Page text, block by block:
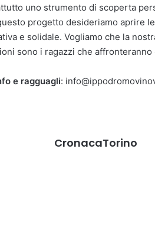
uno strumento di scoperta
progetto desideriamo aprire
e solidale. Vogliamo che la
sono i ragazzi che affronteranno
e ragguagli:
CronacaTorino